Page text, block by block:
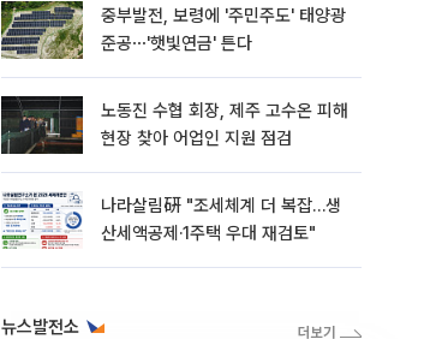
중부발전, 보령에 '주민주도' 태양광
준공⋯'햇빛연금' 튼다
노동진 수협 회장, 제주 고수온 피해
현장 찾아 어업인 지원 점검
나라살림硏 "조세체계 더 복잡…생
산세액공제·1주택 우대 재검토"
뉴스발전소